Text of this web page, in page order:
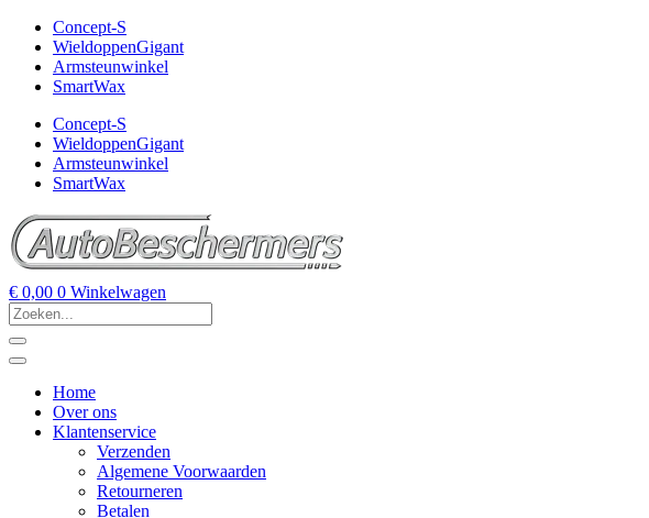
Concept-S
WieldoppenGigant
Armsteunwinkel
SmartWax
Concept-S
WieldoppenGigant
Armsteunwinkel
SmartWax
€ 0,00 0 Winkelwagen
Home
Over ons
Klantenservice
Verzenden
Algemene Voorwaarden
Retourneren
Betalen